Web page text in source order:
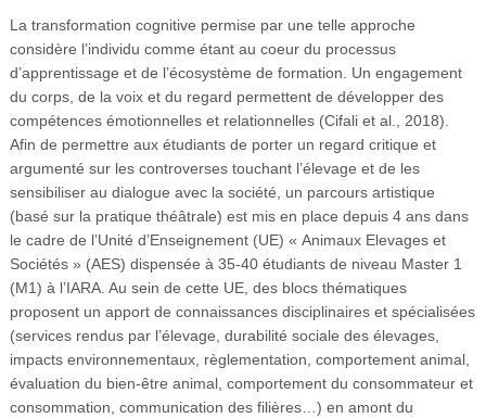
La transformation cognitive permise par une telle approche
considère l’individu comme étant au coeur du processus
d’apprentissage et de l’écosystème de formation. Un engagement
du corps, de la voix et du regard permettent de développer des
compétences émotionnelles et relationnelles (Cifali et al., 2018).
Afin de permettre aux étudiants de porter un regard critique et
argumenté sur les controverses touchant l’élevage et de les
sensibiliser au dialogue avec la société, un parcours artistique
(basé sur la pratique théâtrale) est mis en place depuis 4 ans dans
le cadre de l’Unité d’Enseignement (UE) « Animaux Elevages et
Sociétés » (AES) dispensée à 35-40 étudiants de niveau Master 1
(M1) à l’IARA. Au sein de cette UE, des blocs thématiques
proposent un apport de connaissances disciplinaires et spécialisées
(services rendus par l’élevage, durabilité sociale des élevages,
impacts environnementaux, règlementation, comportement animal,
évaluation du bien-être animal, comportement du consommateur et
consommation, communication des filières…) en amont du